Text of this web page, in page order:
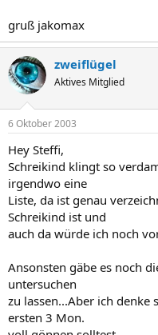
gruß jakomax
zweiflügel
Aktives Mitglied
6 Oktober 2003
Hey Steffi,
Schreikind klingt so
irgendwo eine
Liste, da ist genau
Schreikind ist und
auch da würde ich noch
Ansonsten gäbe es noch
untersuchen
zu lassen...Aber ich
ersten 3 Mon.